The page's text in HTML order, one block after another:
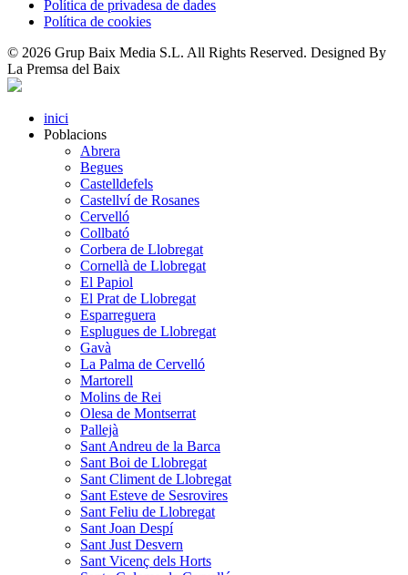
Política de privadesa de dades
Política de cookies
© 2026 Grup Baix Media S.L. All Rights Reserved. Designed By
La Premsa del Baix
inici
Poblacions
Abrera
Begues
Castelldefels
Castellví de Rosanes
Cervelló
Collbató
Corbera de Llobregat
Cornellà de Llobregat
El Papiol
El Prat de Llobregat
Esparreguera
Esplugues de Llobregat
Gavà
La Palma de Cervelló
Martorell
Molins de Rei
Olesa de Montserrat
Pallejà
Sant Andreu de la Barca
Sant Boi de Llobregat
Sant Climent de Llobregat
Sant Esteve de Sesrovires
Sant Feliu de Llobregat
Sant Joan Despí
Sant Just Desvern
Sant Vicenç dels Horts